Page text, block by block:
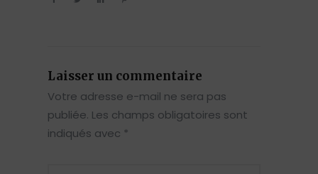
Laisser un commentaire
Votre adresse e-mail ne sera pas
publiée. Les champs obligatoires sont
indiqués avec *